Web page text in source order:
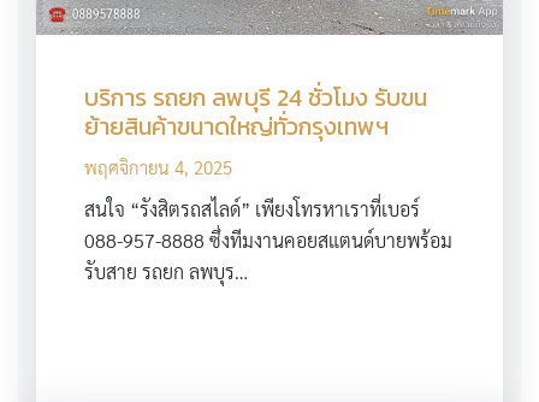
บริการ รถยก ลพบุรี 24 ชั่วโมง รับขน
ย้ายสินค้าขนาดใหญ่ทั่วกรุงเทพฯ
พฤศจิกายน 4, 2025
สนใจ “รังสิตรถสไลด์” เพียงโทรหาเราที่เบอร์
088-957-8888 ซึ่งทีมงานคอยสแตนด์บายพร้อม
รับสาย รถยก ลพบุร…